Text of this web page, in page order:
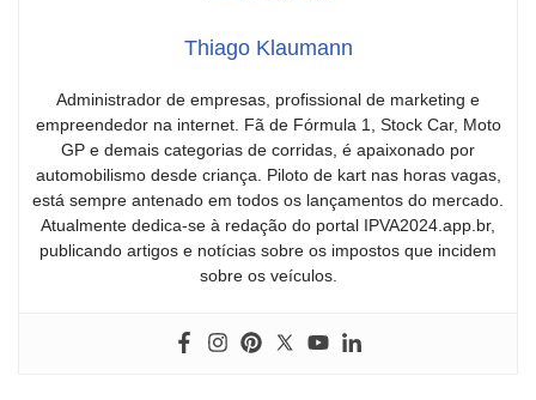
Thiago Klaumann
Administrador de empresas, profissional de marketing e
empreendedor na internet. Fã de Fórmula 1, Stock Car, Moto
GP e demais categorias de corridas, é apaixonado por
automobilismo desde criança. Piloto de kart nas horas vagas,
está sempre antenado em todos os lançamentos do mercado.
Atualmente dedica-se à redação do portal IPVA2024.app.br,
publicando artigos e notícias sobre os impostos que incidem
sobre os veículos.